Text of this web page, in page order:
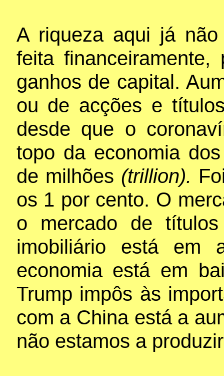
A riqueza aqui já
feita
ganhos de capital.
ou de acções e
desde que o
topo da economia
de milhões (trillion).
os 1 por cento. O
o mercado de
imobiliário está em
economia está em
Trump impôs às
com a China está a
não estamos a